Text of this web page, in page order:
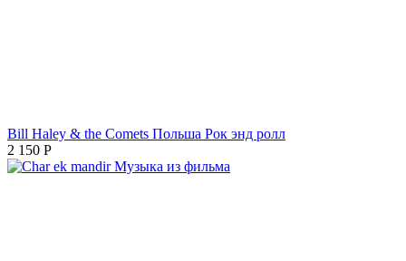
Bill Haley & the Comets Польша Рок энд ролл
2 150 Р